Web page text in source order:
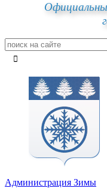
Администрация Зимы